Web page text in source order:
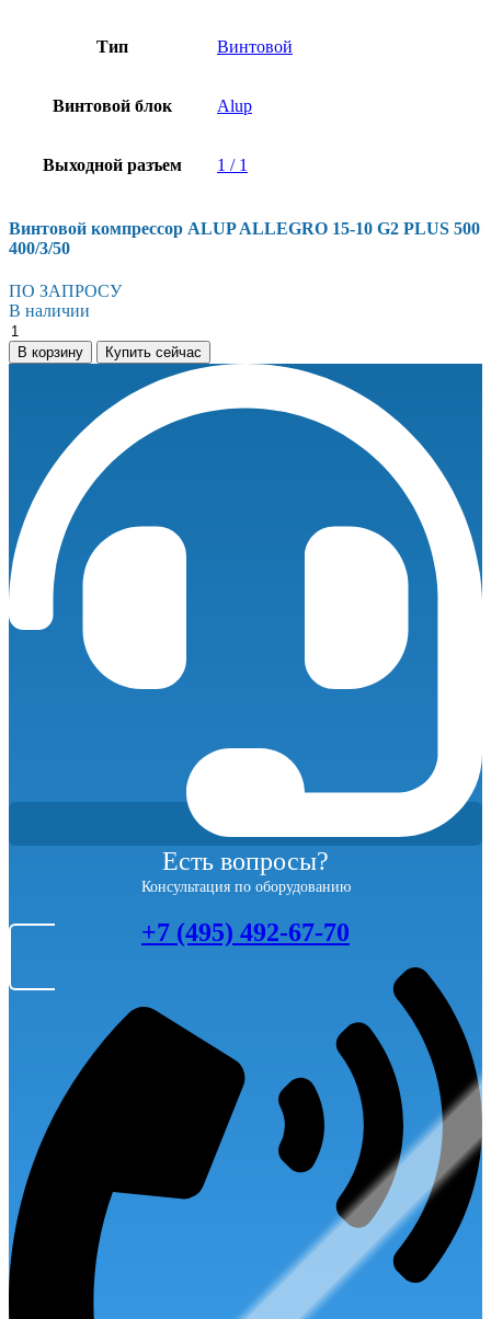
Тип Винтовой
Винтовой блок Alup
Выходной разъем 1 / 1
Винтовой компрессор ALUP ALLEGRO 15-10 G2 PLUS 500
400/3/50
ПО ЗАПРОСУ
В наличии
Винтовой
компрессор
ALUP
PLUS
400/3/50
количество
В корзину Купить сейчас
Есть вопросы?
Консультация по оборудованию
+7 (495) 492-67-70